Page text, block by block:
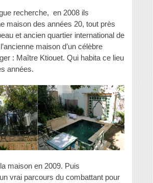
recherche, en 2008 ils
maison des années 20, tout près
et ancien quartier international de
maison d’un célèbre
: Maître Ktiouet. Qui habita ce lieu
années.
maison en 2009. Puis
vrai parcours du combattant pour